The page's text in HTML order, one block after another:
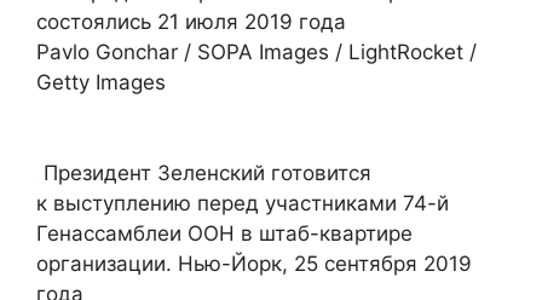
состоялись 21 июля 2019 года
Pavlo Gonchar / SOPA Images / LightRocket /
Getty Images
Президент Зеленский готовится
к выступлению перед участниками 74-й
Генассамблеи ООН в штаб-квартире
организации. Нью-Йорк, 25 сентября 2019
года